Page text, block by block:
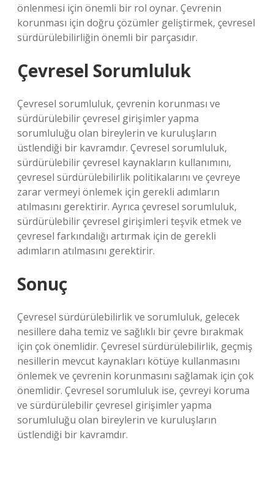
önlenmesi için önemli bir rol oynar. Çevrenin
korunması için doğru çözümler geliştirmek, çevresel
sürdürülebilirliğin önemli bir parçasıdır.
Çevresel Sorumluluk
Çevresel sorumluluk, çevrenin korunması ve
sürdürülebilir çevresel girişimler yapma
sorumluluğu olan bireylerin ve kuruluşların
üstlendiği bir kavramdır. Çevresel sorumluluk,
sürdürülebilir çevresel kaynakların kullanımını,
çevresel sürdürülebilirlik politikalarını ve çevreye
zarar vermeyi önlemek için gerekli adımların
atılmasını gerektirir. Ayrıca çevresel sorumluluk,
sürdürülebilir çevresel girişimleri teşvik etmek ve
çevresel farkındalığı artırmak için de gerekli
adımların atılmasını gerektirir.
Sonuç
Çevresel sürdürülebilirlik ve sorumluluk, gelecek
nesillere daha temiz ve sağlıklı bir çevre bırakmak
için çok önemlidir. Çevresel sürdürülebilirlik, geçmiş
nesillerin mevcut kaynakları kötüye kullanmasını
önlemek ve çevrenin korunmasını sağlamak için çok
önemlidir. Çevresel sorumluluk ise, çevreyi koruma
ve sürdürülebilir çevresel girişimler yapma
sorumluluğu olan bireylerin ve kuruluşların
üstlendiği bir kavramdır.